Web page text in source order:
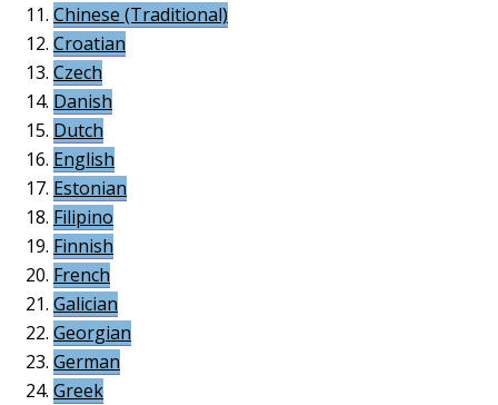
Chinese (Traditional)
Croatian
Czech
Danish
Dutch
English
Estonian
Filipino
Finnish
French
Galician
Georgian
German
Greek